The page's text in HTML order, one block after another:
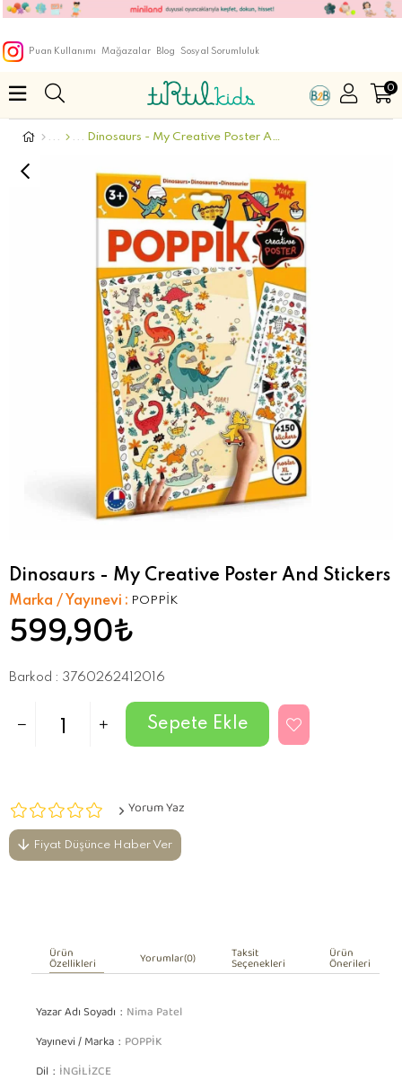
Puan Kullanımı Mağazalar Blog Sosyal Sorumluluk
0
Dinosaurs - My Creative Poster And Stickers
Dinosaurs - My Creative Poster And Stickers
Marka / Yayınevi : POPPİK
599,90₺
Barkod : 3760262412016
Yorum Yaz
Fiyat Düşünce Haber Ver
Ürün
Özellikleri Yorumlar(0) Taksit
Seçenekleri Ürün
Önerileri
Yazar Adı Soyadı Nima Patel
Yayınevi / Marka POPPİK
Dil İNGİLİZCE